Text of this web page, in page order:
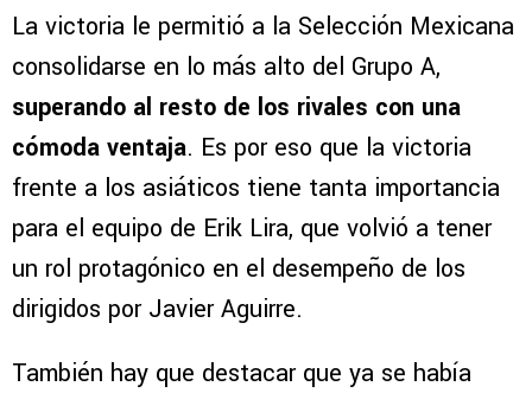
La victoria le permitió a la Selección Mexicana
consolidarse en lo más alto del Grupo A,
superando al resto de los rivales con una
cómoda ventaja. Es por eso que la victoria
frente a los asiáticos tiene tanta importancia
para el equipo de Erik Lira, que volvió a tener
un rol protagónico en el desempeño de los
dirigidos por Javier Aguirre.
También hay que destacar que ya se había